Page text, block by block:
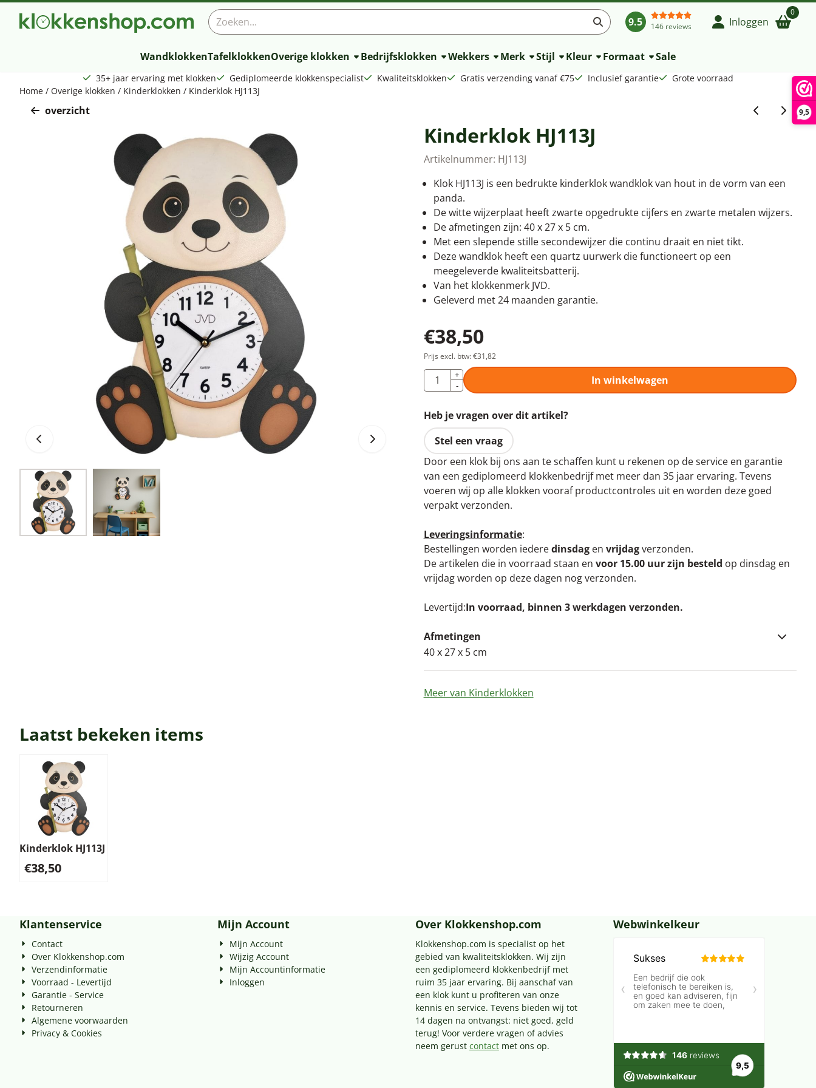
9,5
Cookievoorkeuren zijn beschikbaar. Kies instellingen of sta alle cookies toe.
Zoeken 9.5 146 reviews Inloggen
0
WandklokkenTafelklokkenOverige klokken Bedrijfsklokken Wekkers Merk Stijl Kleur Formaat Sale
35+ jaar ervaring met klokken Gediplomeerde klokkenspecialist Kwaliteitsklokken Gratis verzending vanaf €75 Inclusief garantie
Grote voorraad
Home / Overige klokken / Kinderklokken / Kinderklok HJ113J
overzicht
Kinderklok HJ113J
Artikelnummer: HJ113J
Klok HJ113J is een bedrukte kinderklok wandklok van hout in de vorm van een
panda.
De witte wijzerplaat heeft zwarte opgedrukte cijfers en zwarte metalen wijzers.
De afmetingen zijn: 40 x 27 x 5 cm.
Met een slepende stille secondewijzer die continu draait en niet tikt.
Deze wandklok heeft een quartz uurwerk die functioneert op een
meegeleverde kwaliteitsbatterij.
Van het klokkenmerk JVD.
Geleverd met 24 maanden garantie.
€38,50
Prijs excl. btw: €31,82
Aantal
+
-
In winkelwagen
Heb je vragen over dit artikel?
Stel een vraag
Door een klok bij ons aan te schaffen kunt u rekenen op de service en garantie
van een gediplomeerd klokkenbedrijf met meer dan 35 jaar ervaring. Tevens
voeren wij op alle klokken vooraf productcontroles uit en worden deze goed
verpakt verzonden.
Leveringsinformatie:
Bestellingen worden iederedinsdagen vrijdagverzonden.
De artikelen die in voorraad staan en voor 15.00 uur zijn besteld op dinsdag en
vrijdag worden op deze dagen nog verzonden.
Levertijd In voorraad, binnen 3 werkdagen verzonden.
Afmetingen
40 x 27 x 5 cm
Meer van Kinderklokken
Laatst bekeken items
Kinderklok HJ113J
€38,50
Klantenservice
Contact
Over Klokkenshop.com
Verzendinformatie
Voorraad - Levertijd
Garantie - Service
Retourneren
Algemene voorwaarden
Privacy & Cookies
Mijn Account
Mijn Account
Wijzig Account
Mijn Accountinformatie
Inloggen
Over Klokkenshop.com
Klokkenshop.com is specialist op het
gebied van kwaliteitsklokken. Wij zijn
een gediplomeerd klokkenbedrijf met
ruim 35 jaar ervaring. Bij aanschaf van
een klok kunt u profiteren van onze
kennis en service. Tevens bieden wij tot
14 dagen na ontvangst: niet goed, geld
terug! Voor verdere vragen of advies
neem gerust contactmet ons op.
Webwinkelkeur